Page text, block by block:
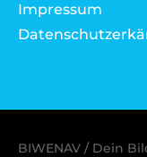
Impressum
BIWENAV / Dein